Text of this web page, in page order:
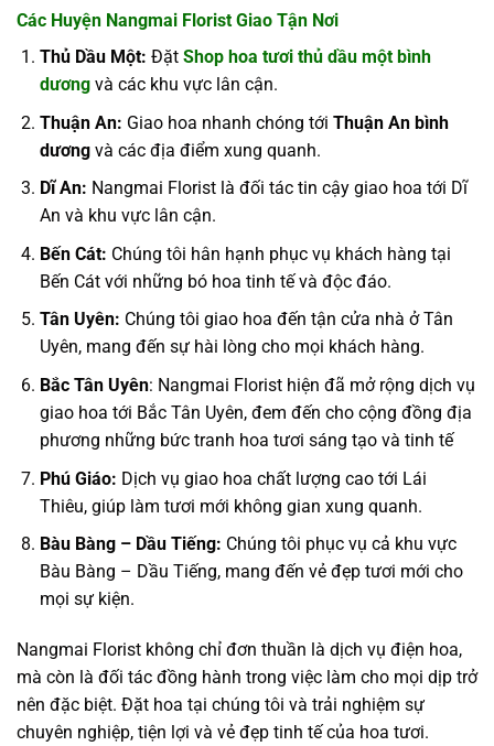
Các Huyện Nangmai Florist Giao Tận Nơi
Thủ Dầu Một: Đặt Shop hoa tươi thủ dầu một bình
dươngvà các khu vực lân cận.
Thuận An: Giao hoa nhanh chóng tới Thuận An bình
dươngvà các địa điểm xung quanh.
Dĩ An: Nangmai Florist là đối tác tin cậy giao hoa tới Dĩ
An và khu vực lân cận.
Bến Cát: Chúng tôi hân hạnh phục vụ khách hàng tại
Bến Cát với những bó hoa tinh tế và độc đáo.
Tân Uyên: Chúng tôi giao hoa đến tận cửa nhà ở Tân
Uyên, mang đến sự hài lòng cho mọi khách hàng.
Bắc Tân Uyên: Nangmai Florist hiện đã mở rộng dịch vụ
giao hoa tới Bắc Tân Uyên, đem đến cho cộng đồng địa
phương những bức tranh hoa tươi sáng tạo và tinh tế
Phú Giáo: Dịch vụ giao hoa chất lượng cao tới Lái
Thiêu, giúp làm tươi mới không gian xung quanh.
Bàu Bàng – Dầu Tiếng: Chúng tôi phục vụ cả khu vực
Bàu Bàng – Dầu Tiếng, mang đến vẻ đẹp tươi mới cho
mọi sự kiện.
Nangmai Florist không chỉ đơn thuần là dịch vụ điện hoa,
mà còn là đối tác đồng hành trong việc làm cho mọi dịp trở
nên đặc biệt. Đặt hoa tại chúng tôi và trải nghiệm sự
chuyên nghiệp, tiện lợi và vẻ đẹp tinh tế của hoa tươi.